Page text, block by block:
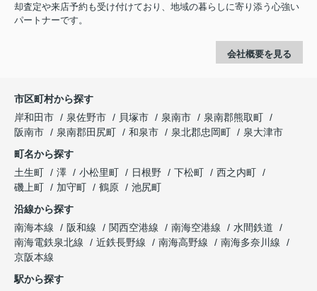
却査定や来店予約も受け付けており、地域の暮らしに寄り添う心強い
パートナーです。
会社概要を見る
市区町村から探す
岸和田市
泉佐野市 貝塚市 泉南市
泉南郡熊取町
阪南市
泉南郡田尻町 和泉市 泉北郡忠岡町
泉大津市
町名から探す
土生町
澤 小松里町 日根野 下松町
西之内町
磯上町
加守町 鶴原
池尻町
沿線から探す
南海本線
阪和線 関西空港線 南海空港線
水間鉄道
南海電鉄泉北線
近鉄長野線 南海高野線
南海多奈川線
京阪本線
駅から探す